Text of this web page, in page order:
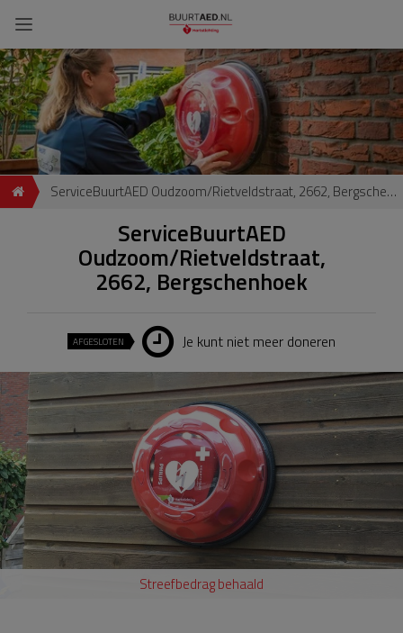
ServiceBuurtAED Oudzoom/Rietveldstraat, 2662, Bergschenhoek
ServiceBuurtAED
Oudzoom/Rietveldstraat,
2662, Bergschenhoek
AFGESLOTEN Je kunt niet meer doneren
Streefbedrag behaald